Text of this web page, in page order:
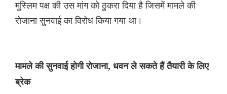
मुस्लिम पक्ष की उस मांग को ठुकरा दिया है जिसमें मामले की
रोजाना सुनवाई का विरोध किया गया था।
मामले की सुनवाई होगी रोजाना, धवन ले सकते हैं तैयारी के लिए
ब्रेक